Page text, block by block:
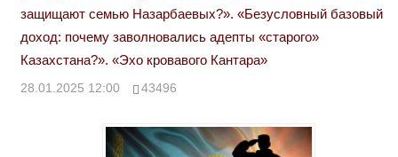
защищают семью Назарбаевых?». «Безусловный базовый
доход: почему заволновались адепты «старого»
Казахстана?». «Эхо кровавого Кантара»
28.01.2025 12:00 43496